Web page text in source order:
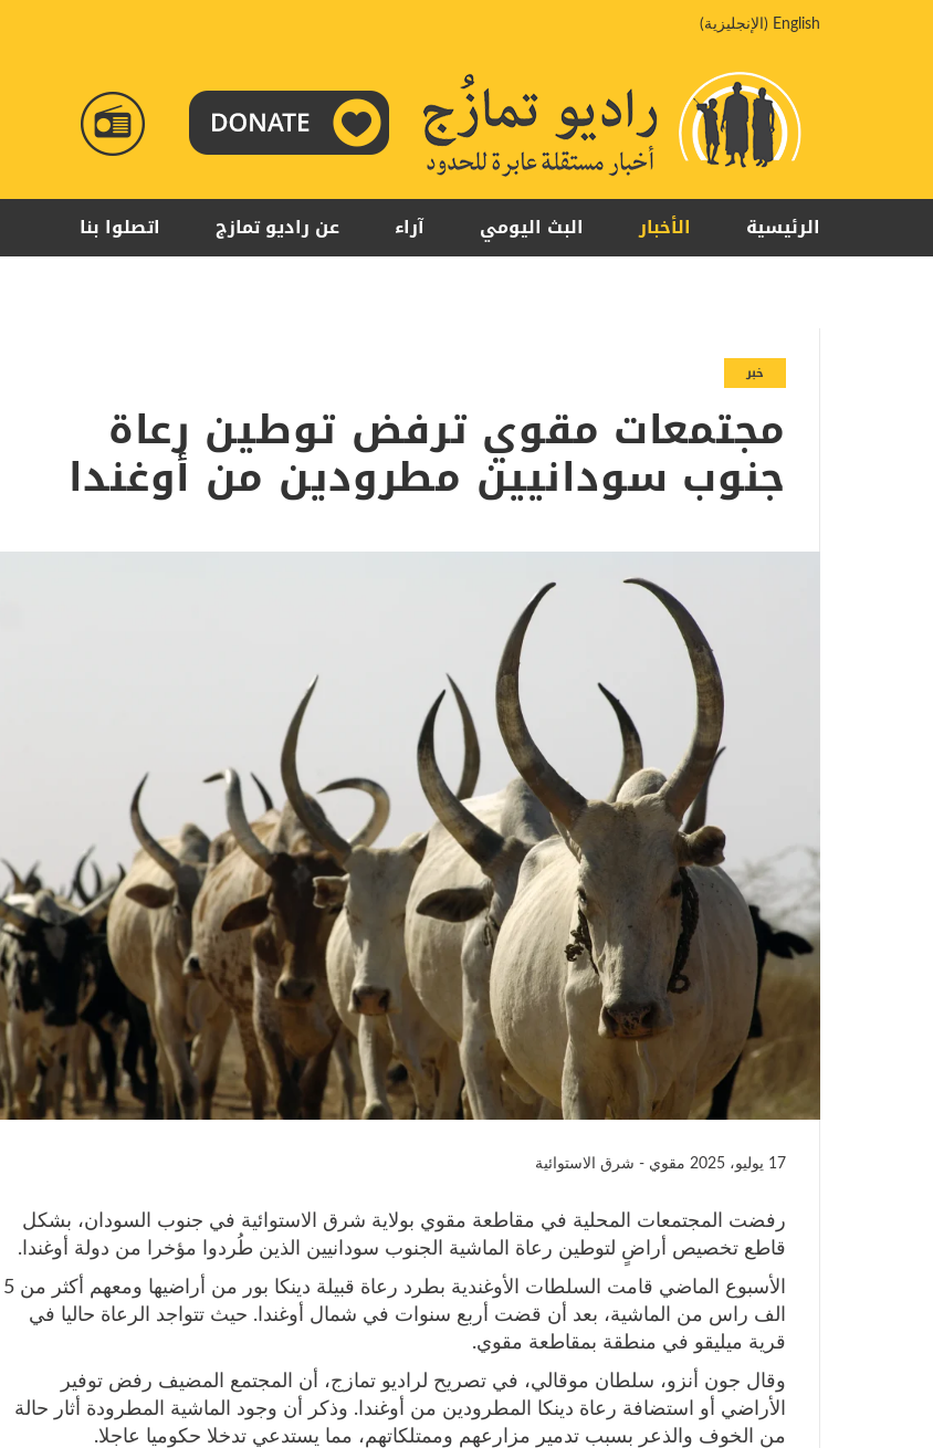
English
( الإنجليزية)
RADIO
TAMAZUJ الرئيسية الأخبار البث اليومي آراء عن راديو تمازج اتصلوا بنا
خبر
مجتمعات مقوي ترفض توطين رعاة
جنوب سودانيين مطرودين من أوغندا
17 يوليو، 2025 مقوي - شرق الاستوائية
رفضت المجتمعات المحلية في مقاطعة مقوي بولاية شرق الاستوائية في جنوب السودان، بشكل
قاطع تخصيص أراضٍ لتوطين رعاة الماشية الجنوب سودانيين الذين طُردوا مؤخرا من دولة أوغندا.
الأسبوع الماضي قامت السلطات الأوغندية بطرد رعاة قبيلة دينكا بور من أراضيها ومعهم أكثر من 5
الف راس من الماشية، بعد أن قضت أربع سنوات في شمال أوغندا. حيث تتواجد الرعاة حاليا في
قرية ميليقو في منطقة بمقاطعة مقوي.
وقال جون أنزو، سلطان موقالي، في تصريح لراديو تمازج، أن المجتمع المضيف رفض توفير
الأراضي أو استضافة رعاة دينكا المطرودين من أوغندا. وذكر أن وجود الماشية المطرودة أثار حالة
من الخوف والذعر بسبب تدمير مزارعهم وممتلكاتهم، مما يستدعي تدخلا حكوميا عاجلا.